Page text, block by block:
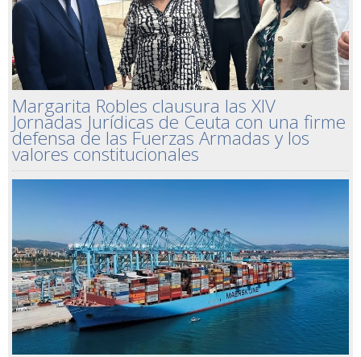
Margarita Robles clausura las XIV
Jornadas Jurídicas de Ceuta con una firme
defensa de las Fuerzas Armadas y los
valores constitucionales